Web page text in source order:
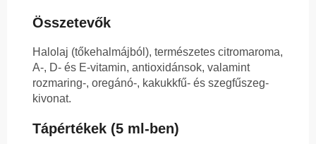
Összetevők
Halolaj (tőkehalmájból), természetes citromaroma,
A-, D- és E-vitamin, antioxidánsok, valamint
rozmaring-, oregánó-, kakukkfű- és szegfűszeg-
kivonat.
Tápértékek (5 ml-ben)